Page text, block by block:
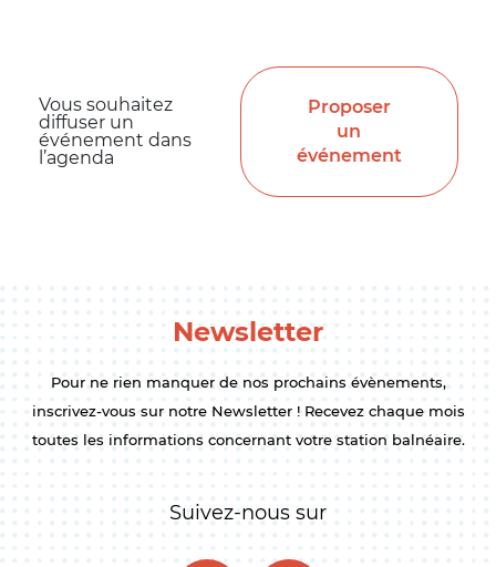
Vous souhaitez
diffuser un
événement dans
l’agenda
Proposer
un
événement
Newsletter
Pour ne rien manquer de nos prochains évènements,
inscrivez-vous sur notre Newsletter ! Recevez chaque mois
toutes les informations concernant votre station balnéaire.
Suivez-nous sur